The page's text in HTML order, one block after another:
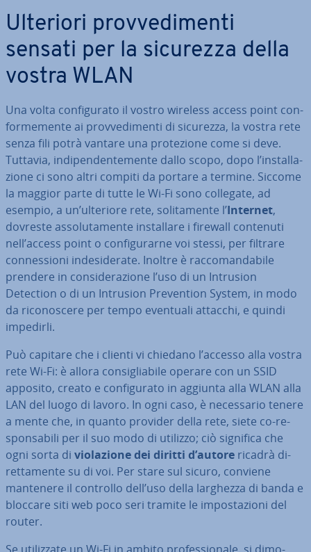
Ulteriori prov­ve­di­men­ti
sensati per la sicurezza della
vostra WLAN
Una volta con­fi­gu­ra­to il vostro wireless access point con­
for­me­men­te ai prov­ve­di­men­ti di sicurezza, la vostra rete
senza fili potrà vantare una pro­te­zio­ne come si deve.
Tuttavia, in­di­pen­den­te­men­te dallo scopo, dopo l’in­stal­la­
zio­ne ci sono altri compiti da portare a termine. Siccome
la maggior parte di tutte le Wi-Fi sono collegate, ad
esempio, a un’ulteriore rete, so­li­ta­men­te l’Internet,
dovreste as­so­lu­ta­men­te in­stal­la­re i firewall contenuti
nell’access point o con­fi­gu­rar­ne voi stessi, per filtrare
con­nes­sio­ni in­de­si­de­ra­te. Inoltre è rac­co­man­da­bi­le
prendere in con­si­de­ra­zio­ne l’uso di un Intrusion
Detection o di un Intrusion Pre­ven­tion System, in modo
da ri­co­no­sce­re per tempo eventuali attacchi, e quindi
impedirli.
Può capitare che i clienti vi chiedano l’accesso alla vostra
rete Wi-Fi: è allora con­si­glia­bi­le operare con un SSID
apposito, creato e con­fi­gu­ra­to in aggiunta alla WLAN alla
LAN del luogo di lavoro. In ogni caso, è ne­ces­sa­rio tenere
a mente che, in quanto provider della rete, siete co-re­
spon­sa­bi­li per il suo modo di utilizzo; ciò significa che
ogni sorta di vio­la­zio­ne dei diritti d’autore ricadrà di­
ret­ta­men­te su di voi. Per stare sul sicuro, conviene
mantenere il controllo dell’uso della larghezza di banda e
bloccare siti web poco seri tramite le im­po­sta­zio­ni del
router.